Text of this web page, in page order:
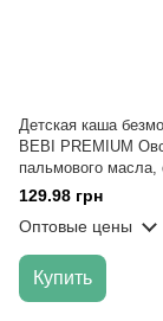
Детская каша
BEBI PREMIUM
пальмового масла,
200 гр
129.98 грн
Оптовые цены
Купить